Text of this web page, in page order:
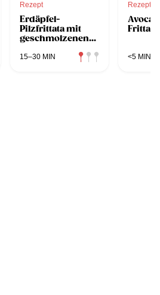
Rezept
Erdäpfel-
Pilzfrittata mit
geschmolzenen
aus der
15–30 MIN
Rezept
Frittata
<5 MIN